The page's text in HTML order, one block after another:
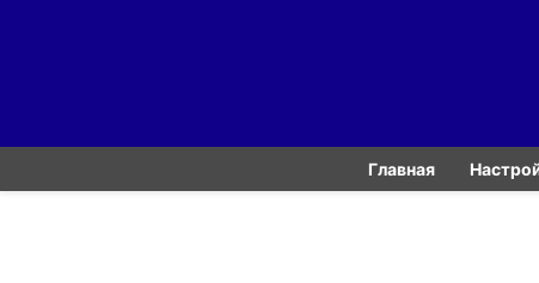
Главная